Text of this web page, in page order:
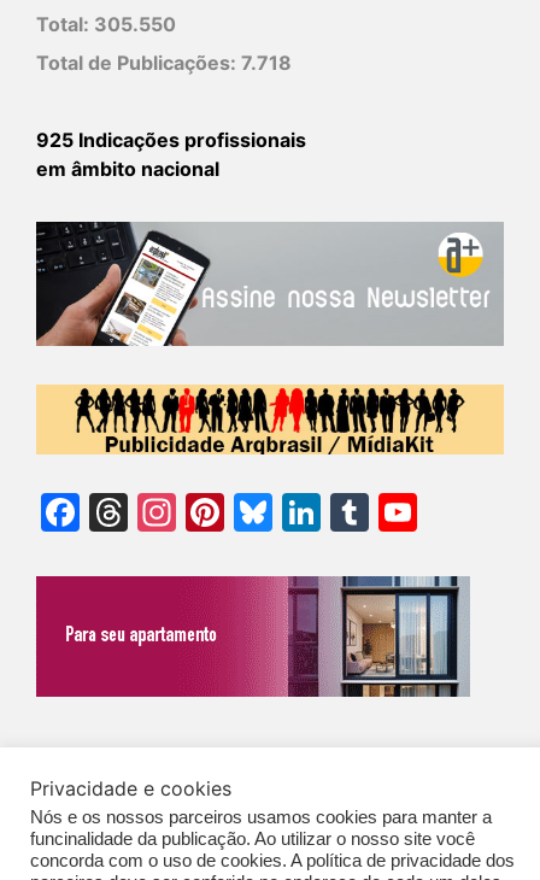
Total: 305.550
Total de Publicações: 7.718
925 Indicações profissionais
em âmbito nacional
Facebook
Threads
Instagram
Pinterest
Bluesky
LinkedIn
Tumblr
Expediente|Contato|Newsletter
GERAIS DE PUBLICAÇÃO (CGP)
Privacidade e cookies
Nós e os nossos parceiros usamos cookies para manter a
funcinalidade da publicação. Ao utilizar o nosso site você
concorda com o uso de cookies. A política de privacidade dos